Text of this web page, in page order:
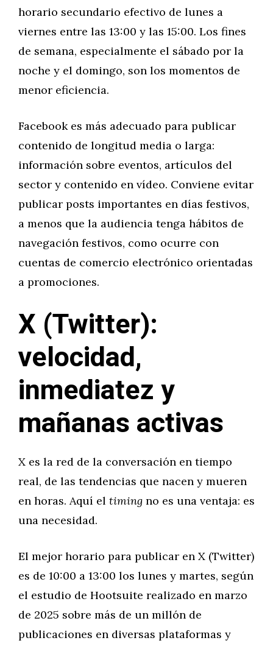
horario secundario efectivo de lunes a
viernes entre las 13:00 y las 15:00. Los fines
de semana, especialmente el sábado por la
noche y el domingo, son los momentos de
menor eficiencia.
Facebook es más adecuado para publicar
contenido de longitud media o larga:
información sobre eventos, artículos del
sector y contenido en vídeo. Conviene evitar
publicar posts importantes en días festivos,
a menos que la audiencia tenga hábitos de
navegación festivos, como ocurre con
cuentas de comercio electrónico orientadas
a promociones.
X (Twitter):
velocidad,
inmediatez y
mañanas activas
X es la red de la conversación en tiempo
real, de las tendencias que nacen y mueren
en horas. Aquí el timing no es una ventaja: es
una necesidad.
El mejor horario para publicar en X (Twitter)
es de 10:00 a 13:00 los lunes y martes, según
el estudio de Hootsuite realizado en marzo
de 2025 sobre más de un millón de
publicaciones en diversas plataformas y